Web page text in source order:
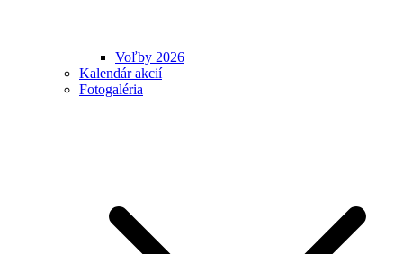
Voľby 2026
Kalendár akcií
Fotogaléria